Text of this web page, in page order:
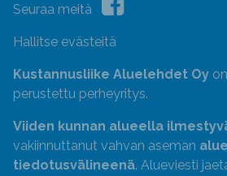
Seuraa meitä
Hallitse evästeitä
Kustannusliike Aluelehdet Oy
perustettu perheyritys.
Viiden kunnan alueella
vakiinnuttanut vahvan aseman
tiedotusvälineenä. Alueviesti